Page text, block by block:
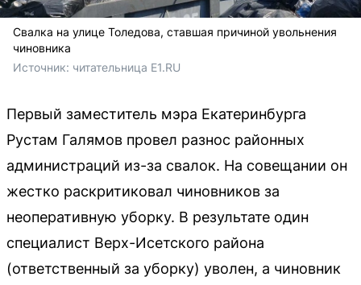
Свалка на улице Толедова, ставшая причиной увольнения
чиновника
Источник: читательница E1.RU
Первый заместитель мэра Екатеринбурга
Рустам Галямов провел разнос районных
администраций из-за свалок. На совещании он
жестко раскритиковал чиновников за
неоперативную уборку. В результате один
специалист Верх-Исетского района
(ответственный за уборку) уволен, а чиновник